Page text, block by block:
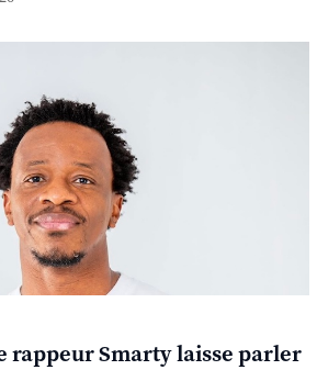
rappeur Smarty laisse parler